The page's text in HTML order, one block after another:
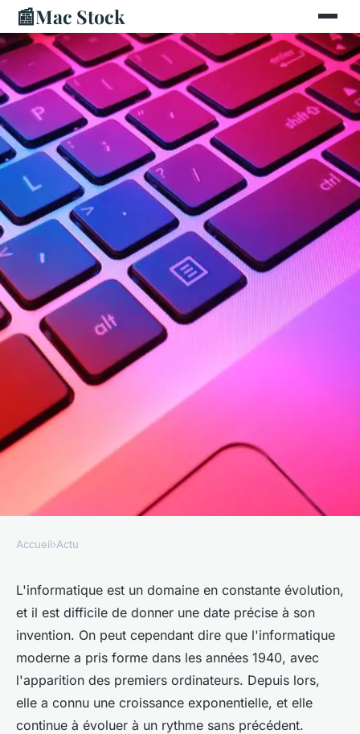
📰Mac Stock
Quel âge a l'informatique ?
violette 27 octobre 2022 6 min de lecture
Accueil›Actu
L'informatique est un domaine en constante évolution,
et il est difficile de donner une date précise à son
invention. On peut cependant dire que l'informatique
moderne a pris forme dans les années 1940, avec
l'apparition des premiers ordinateurs. Depuis lors,
elle a connu une croissance exponentielle, et elle
continue à évoluer à un rythme sans précédent.